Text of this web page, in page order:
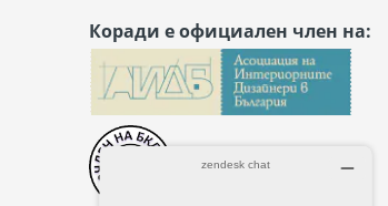
Коради е официален член на: